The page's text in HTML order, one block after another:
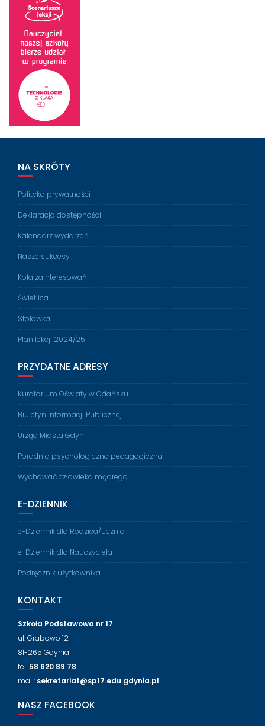
NA SKRÓTY
Polityka prywatności
Deklaracja dostępności
Kalendarz wydarzeń
Nasze sukcesy
Koła zainteresowań
Świetlica
Stołówka
Plan lekcji 2024/25
PRZYDATNE ADRESY
Kuratorium Oświaty w Gdańsku
Biuletyn Informacji Publicznej
Urząd Miasta Gdyni
Poradnia psychologiczno pedagogiczna
Wychować człowieka mądrego
E-DZIENNIK
e-Dziennik dla Rodzica/Ucznia
e-Dziennik dla Nauczyciela
Podręcznik użytkownika
KONTAKT
Szkoła Podstawowa nr 17
ul. Grabowo 12
81-265 Gdynia
tel. 58 620 89 78
mail: sekretariat@sp17.edu.gdynia.pl
NASZ FACEBOOK